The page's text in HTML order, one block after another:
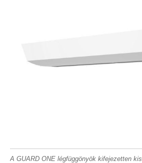
A GUARD ONE légfüggönyök kifejezetten